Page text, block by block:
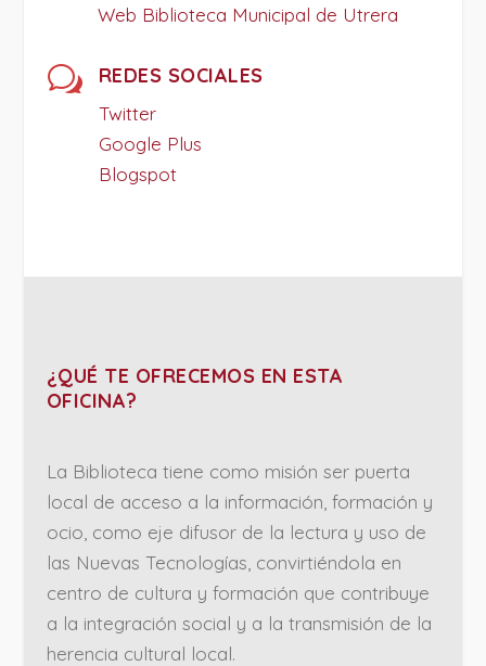
Web Biblioteca Municipal de Utrera
w REDES SOCIALES
Twitter
Google Plus
Blogspot
¿QUÉ TE OFRECEMOS EN ESTA
OFICINA?
La Biblioteca tiene como misión ser puerta
local de acceso a la información, formación y
ocio, como eje difusor de la lectura y uso de
las Nuevas Tecnologías, convirtiéndola en
centro de cultura y formación que contribuye
a la integración social y a la transmisión de la
herencia cultural local.